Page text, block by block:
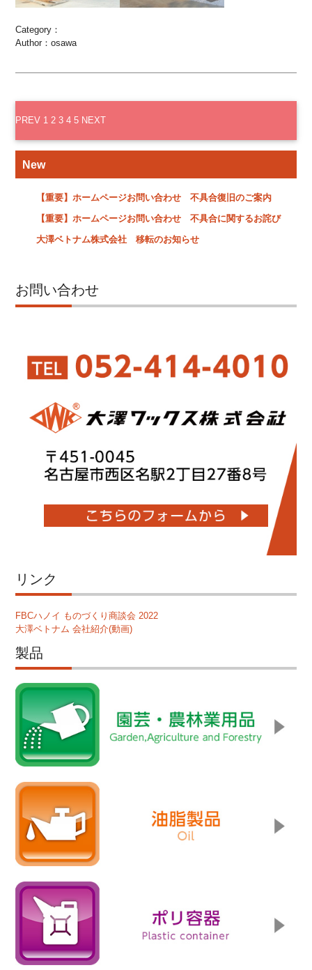
Category：
Author：osawa
PREV 1 2 3 4 5 NEXT
New
【重要】ホームページお問い合わせ 不具合復旧のご案内
【重要】ホームページお問い合わせ 不具合に関するお詫び
大澤ベトナム株式会社 移転のお知らせ
お問い合わせ
リンク
FBCハノイ ものづくり商談会 2022
大澤ベトナム 会社紹介(動画)
製品